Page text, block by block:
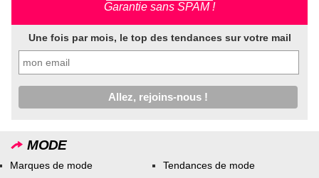
Garantie sans SPAM !
Une fois par mois, le top des tendances sur votre mail
MODE
Marques de mode Tendances de mode